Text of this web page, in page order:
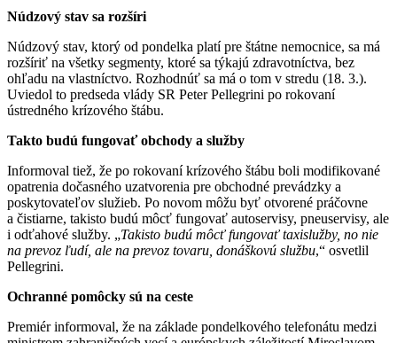
Núdzový stav sa rozšíri
Núdzový stav, ktorý od pondelka platí pre štátne nemocnice, sa má
rozšíriť na všetky segmenty, ktoré sa týkajú zdravotníctva, bez
ohľadu na vlastníctvo. Rozhodnúť sa má o tom v stredu (18. 3.).
Uviedol to predseda vlády SR Peter Pellegrini po rokovaní
ústredného krízového štábu.
Takto budú fungovať obchody a služby
Informoval tiež, že po rokovaní krízového štábu boli modifikované
opatrenia dočasného uzatvorenia pre obchodné prevádzky a
poskytovateľov služieb. Po novom môžu byť otvorené práčovne
a čistiarne, takisto budú môcť fungovať autoservisy, pneuservisy, ale
i odťahové služby. „Takisto budú môcť fungovať taxislužby, no nie
na prevoz ľudí, ale na prevoz tovaru, donáškovú službu,“ osvetlil
Pellegrini.
Ochranné pomôcky sú na ceste
Premiér informoval, že na základe pondelkového telefonátu medzi